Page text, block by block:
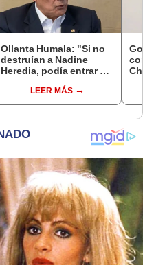
Ollanta Humala: "Si no
destruían a Nadine
Heredia, podía entrar en
LEER MÁS